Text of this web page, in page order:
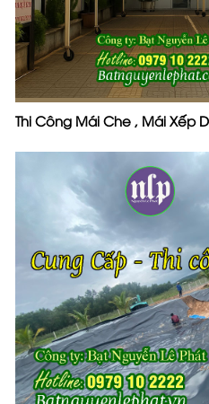
Thi Công Mái Che , Mái Xếp